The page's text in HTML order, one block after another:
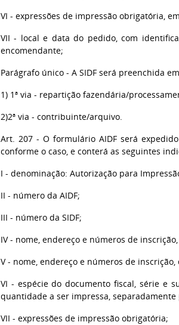
VI - expressões de impressão obrigatória,
VII - local e data do pedido, com
encomendante;
Parágrafo único - A SIDF será preenchida
1) 1ª via - repartição fazendária/
2)2ª via - contribuinte/arquivo.
Art. 207 - O formulário AIDF será
conforme o caso, e conterá as seguintes
I - denominação: Autorização para
II - número da AIDF;
III - número da SIDF;
IV - nome, endereço e números de
V - nome, endereço e números de
VI - espécie do documento fiscal, série e
quantidade a ser impressa, separadamente
VII - expressões de impressão obrigatória;